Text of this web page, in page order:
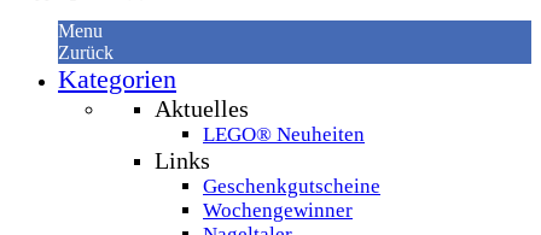
Menu
Zurück
Kategorien
Aktuelles
LEGO® Neuheiten
Links
Geschenkgutscheine
Wochengewinner